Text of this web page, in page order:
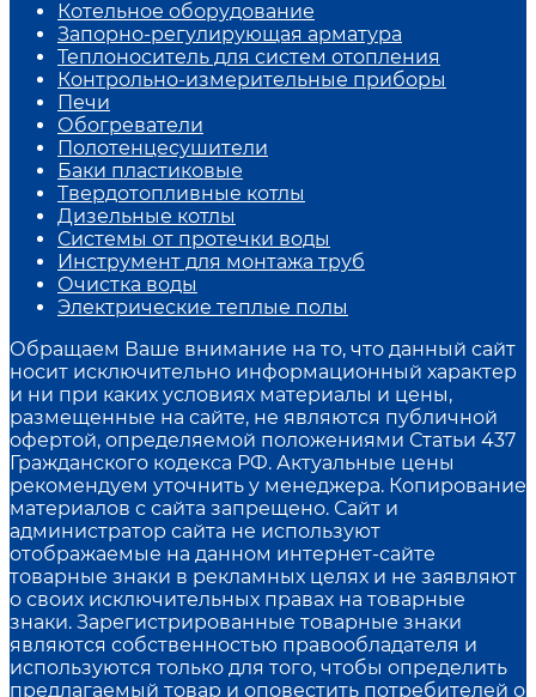
Котельное оборудование
Запорно-регулирующая арматура
Теплоноситель для систем отопления
Контрольно-измерительные приборы
Печи
Обогреватели
Полотенцесушители
Баки пластиковые
Твердотопливные котлы
Дизельные котлы
Системы от протечки воды
Инструмент для монтажа труб
Очистка воды
Электрические теплые полы
Обращаем Ваше внимание на то, что данный сайт
носит исключительно информационный характер
и ни при каких условиях материалы и цены,
размещенные на сайте, не являются публичной
офертой, определяемой положениями Статьи 437
Гражданского кодекса РФ. Актуальные цены
рекомендуем уточнить у менеджера. Копирование
материалов с сайта запрещено. Сайт и
администратор сайта не используют
отображаемые на данном интернет-сайте
товарные знаки в рекламных целях и не заявляют
о своих исключительных правах на товарные
знаки. Зарегистрированные товарные знаки
являются собственностью правообладателя и
используются только для того, чтобы определить
предлагаемый товар и оповестить потребителей о